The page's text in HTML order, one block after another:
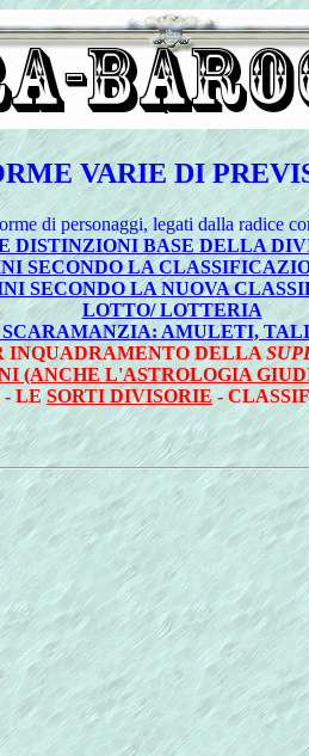
VARIE DI
di personaggi, legati dalla radice
DISTINZIONI BASE DELLA
SECONDO LA
SECONDO LA NUOVA
LOTTO/ LOTTERIA
AMULETI,
INQUADRAMENTO DELLA
(ANCHE L'ASTROLOGIA
- LESORTI DIVISORIE-